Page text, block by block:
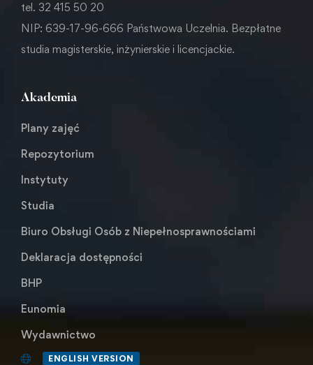
tel. 32 415 50 20
NIP: 639-17-96-666 Państwowa Uczelnia. Bezpłatne
studia magisterskie, inżynierskie i licencjackie.
Akademia
Plany zajęć
Repozytorium
Instytuty
Studia
Biuro Obsługi Osób z Niepełnosprawnościami
Deklaracja dostępności
BHP
Eunomia
Wydawnictwo
ENGLISH VERSION